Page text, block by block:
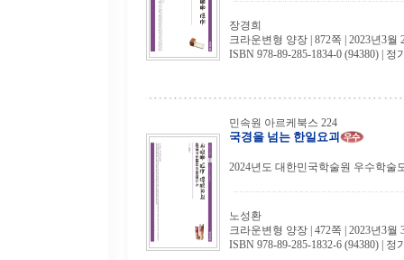
장경희
크라운변형 양장 | 872쪽 | 2023년3월
ISBN 978-89-285-1834-0 (94380) | 정
민속원 아르케북스 224
국경을 넘는 한일요괴
2024년도 대한민국학술원 우수학술
노성환
크라운변형 양장 | 472쪽 | 2023년3월
ISBN 978-89-285-1832-6 (94380) | 정